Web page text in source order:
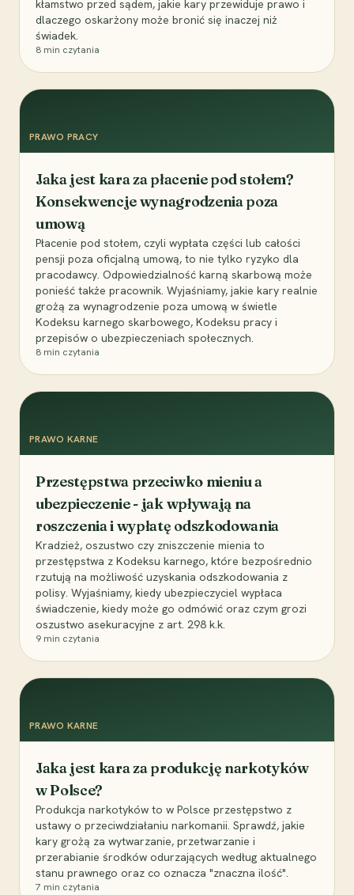
kłamstwo przed sądem, jakie kary przewiduje prawo i
dlaczego oskarżony może bronić się inaczej niż
świadek.
8 min czytania
PRAWO PRACY
Jaka jest kara za płacenie pod stołem?
Konsekwencje wynagrodzenia poza
umową
Płacenie pod stołem, czyli wypłata części lub całości
pensji poza oficjalną umową, to nie tylko ryzyko dla
pracodawcy. Odpowiedzialność karną skarbową może
ponieść także pracownik. Wyjaśniamy, jakie kary realnie
grożą za wynagrodzenie poza umową w świetle
Kodeksu karnego skarbowego, Kodeksu pracy i
przepisów o ubezpieczeniach społecznych.
8 min czytania
PRAWO KARNE
Przestępstwa przeciwko mieniu a
ubezpieczenie - jak wpływają na
roszczenia i wypłatę odszkodowania
Kradzież, oszustwo czy zniszczenie mienia to
przestępstwa z Kodeksu karnego, które bezpośrednio
rzutują na możliwość uzyskania odszkodowania z
polisy. Wyjaśniamy, kiedy ubezpieczyciel wypłaca
świadczenie, kiedy może go odmówić oraz czym grozi
oszustwo asekuracyjne z art. 298 k.k.
9 min czytania
PRAWO KARNE
Jaka jest kara za produkcję narkotyków
w Polsce?
Produkcja narkotyków to w Polsce przestępstwo z
ustawy o przeciwdziałaniu narkomanii. Sprawdź, jakie
kary grożą za wytwarzanie, przetwarzanie i
przerabianie środków odurzających według aktualnego
stanu prawnego oraz co oznacza "znaczna ilość".
7 min czytania